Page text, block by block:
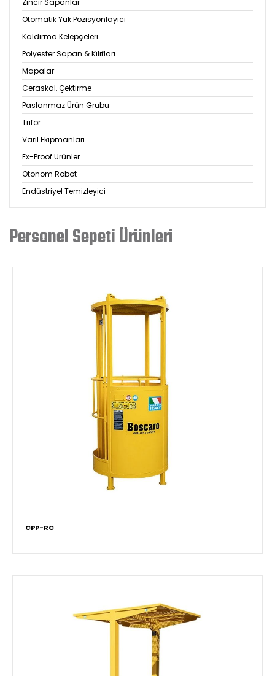
Zincir Sapanlar
Otomatik Yük Pozisyonlayıcı
Kaldırma Kelepçeleri
Polyester Sapan & Kılıfları
Mapalar
Ceraskal, Çektirme
Paslanmaz Ürün Grubu
Trifor
Varil Ekipmanları
Ex-Proof Ürünler
Otonom Robot
Endüstriyel Temizleyici
Personel Sepeti Ürünleri
CPP-RC